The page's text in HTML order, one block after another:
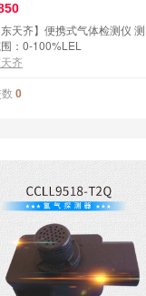
东天齐】便携式气体检测仪 测
：0-100%LEL
齐
0